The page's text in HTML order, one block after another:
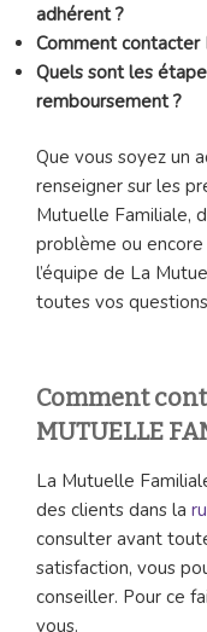
adhérent ?
Comment contacter
Quels sont les
remboursement ?
Que vous soyez un
renseigner sur les
Mutuelle Familiale,
problème ou encore
l’équipe de La
toutes vos
Comment
MUTUELLE
La Mutuelle
des clients dans la
consulter avant
satisfaction, vous
conseiller. Pour ce
vous.